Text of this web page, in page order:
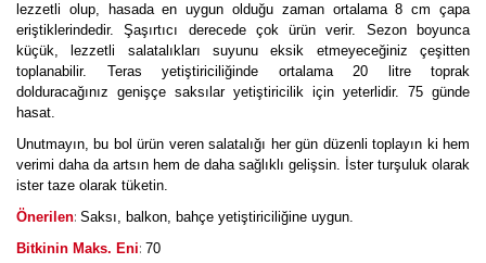
lezzetli olup, hasada en uygun olduğu zaman ortalama 8 cm çapa
eriştiklerindedir. Şaşırtıcı derecede çok ürün verir. Sezon boyunca
küçük, lezzetli salatalıkları suyunu eksik etmeyeceğiniz çeşitten
toplanabilir. Teras yetiştiriciliğinde ortalama 20 litre toprak
dolduracağınız genişçe saksılar yetiştiricilik için yeterlidir. 75 günde
hasat.
Unutmayın, bu bol ürün veren salatalığı her gün düzenli toplayın ki hem
verimi daha da artsın hem de daha sağlıklı gelişsin. İster turşuluk olarak
ister taze olarak tüketin.
Önerilen: Saksı, balkon, bahçe yetiştiriciliğine uygun.
Bitkinin Maks. Eni: 70